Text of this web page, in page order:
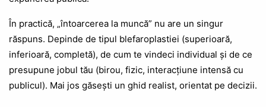
În practică, „întoarcerea la muncă” nu are un singur
răspuns. Depinde de tipul blefaroplastiei (superioară,
inferioară, completă), de cum te vindeci individual și de ce
presupune jobul tău (birou, fizic, interacțiune intensă cu
publicul). Mai jos găsești un ghid realist, orientat pe decizii.